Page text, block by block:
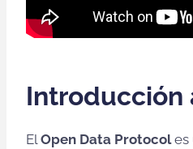
Introducción
ElOpen Data Protocoles